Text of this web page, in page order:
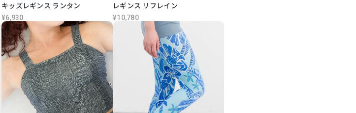
キッズレギンス ランタン
¥6,930
レギンス リフレイン
¥10,780